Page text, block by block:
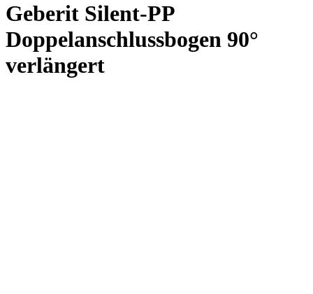
Geberit Silent-PP
Doppelanschlussbogen 90°
verlängert